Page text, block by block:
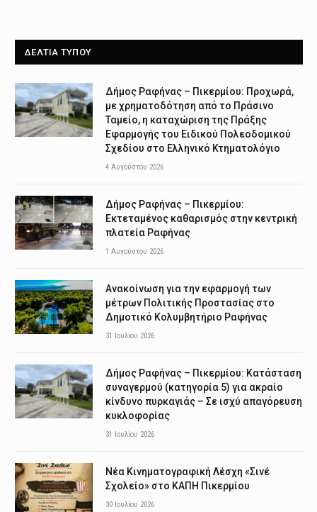
ΔΕΛΤΙΑ ΤΥΠΟΥ
Δήμος Ραφήνας – Πικερμίου: Προχωρά,
με χρηματοδότηση από το Πράσινο
Ταμείο, η καταχώριση της Πράξης
Εφαρμογής του Ειδικού Πολεοδομικού
Σχεδίου στο Ελληνικό Κτηματολόγιο
4 Αυγούστου 2026
Δήμος Ραφήνας – Πικερμίου:
Εκτεταμένος καθαρισμός στην κεντρική
πλατεία Ραφήνας
1 Αυγούστου 2026
Ανακοίνωση για την εφαρμογή των
μέτρων Πολιτικής Προστασίας στο
Δημοτικό Κολυμβητήριο Ραφήνας
31 Ιουλίου 2026
Δήμος Ραφήνας – Πικερμίου: Κατάσταση
συναγερμού (κατηγορία 5) για ακραίο
κίνδυνο πυρκαγιάς – Σε ισχύ απαγόρευση
κυκλοφορίας
31 Ιουλίου 2026
Νέα Κινηματογραφική Λέσχη «Σινέ
Σχολείο» στο ΚΑΠΗ Πικερμίου
30 Ιουλίου 2026